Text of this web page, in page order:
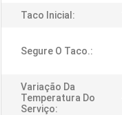
Taco Inicial:
Segure O Taco.:
Variação Da
Temperatura Do
Serviço: